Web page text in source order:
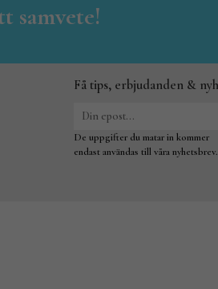
samvete!
Få tips, erbjudanden &
De uppgifter du matar in kommer
endast användas till våra nyhetsbrev.